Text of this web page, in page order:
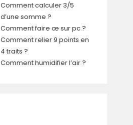
Comment calculer 3/5
d’une somme ?
Comment faire œ sur pc ?
Comment relier 9 points en
4 traits ?
Comment humidifier l’air ?